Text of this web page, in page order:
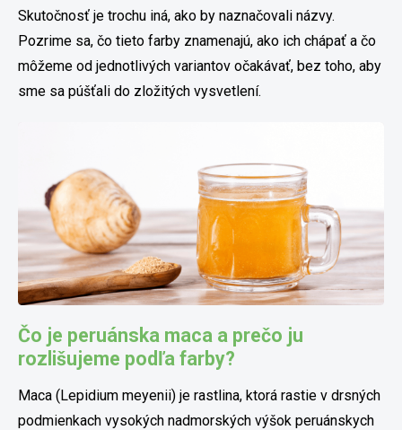
Skutočnosť je trochu iná, ako by naznačovali názvy.
Pozrime sa, čo tieto farby znamenajú, ako ich chápať a čo
môžeme od jednotlivých variantov očakávať, bez toho, aby
sme sa púšťali do zložitých vysvetlení.
Čo je peruánska maca a prečo ju
rozlišujeme podľa farby?
Maca (Lepidium meyenii) je rastlina, ktorá rastie v drsných
podmienkach vysokých nadmorských výšok peruánskych